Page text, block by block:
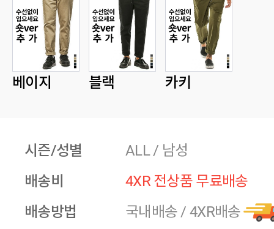
베이지 블랙 카키
시즌/성별
ALL / 남성
배송비
4XR 전상품 무료배송
배송방법
국내배송 / 4XR배송